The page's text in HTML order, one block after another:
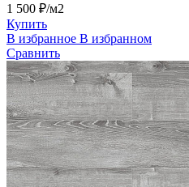
1 500 ₽/м2
Купить
В избранное В избранном
Сравнить